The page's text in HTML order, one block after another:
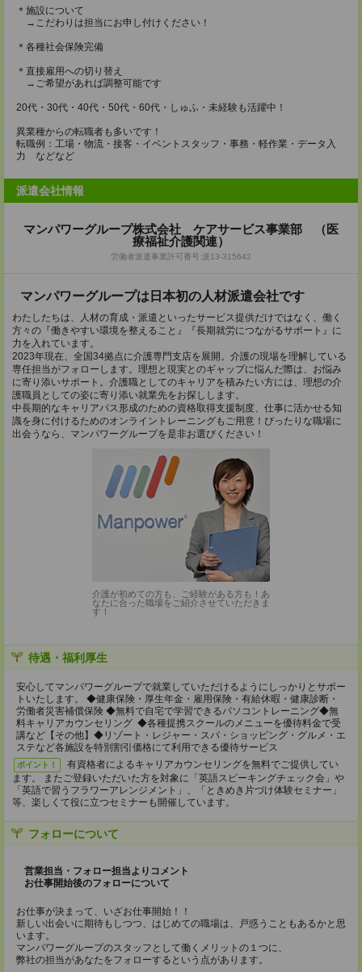
＊施設について
→こだわりは担当にお申し付けください！
＊各種社会保険完備
＊直接雇用への切り替え
→ご希望があれば調整可能です
20代・30代・40代・50代・60代・しゅふ・未経験も活躍中！
異業種からの転職者も多いです！
転職例：工場・物流・接客・イベントスタッフ・事務・軽作業・データ入
力 などなど
派遣会社情報
マンパワーグループ株式会社 ケアサービス事業部 （医
療福祉介護関連）
労働者派遣事業許可番号:派13-315642
マンパワーグループは日本初の人材派遣会社です
わたしたちは、人材の育成・派遣といったサービス提供だけではなく、働く
方々の『働きやすい環境を整えること』『長期就労につながるサポート』に
力を入れています。
2023年現在、全国34拠点に介護専門支店を展開。介護の現場を理解している
専任担当がフォローします。理想と現実とのギャップに悩んだ際は、お悩み
に寄り添いサポート。介護職としてのキャリアを積みたい方には、理想の介
護職員としての姿に寄り添い就業先をお探しします。
中長期的なキャリアパス形成のための資格取得支援制度、仕事に活かせる知
識を身に付けるためのオンライントレーニングもご用意！ぴったりな職場に
出会うなら、マンパワーグループを是非お選びください！
介護が初めての方も、ご経験がある方も！あ
なたに合った職場をご紹介させていただきま
す！
待遇・福利厚生
安心してマンパワーグループで就業していただけるようにしっかりとサポー
トいたします。 ◆健康保険・厚生年金・雇用保険・有給休暇・健康診断・
労働者災害補償保険 ◆無料で自宅で学習できるパソコントレーニング◆無
料キャリアカウンセリング ◆各種提携スクールのメニューを優待料金で受
講など【その他】◆リゾート・レジャー・スパ・ショッピング・グルメ・エ
ステなど各施設を特別割引価格にて利用できる優待サービス
ポイント！
有資格者によるキャリアカウンセリングを無料でご提供してい
ます。 またご登録いただいた方を対象に「英語スピーキングチェック会」や
「英語で習うフラワーアレンジメント」、「ときめき片づけ体験セミナー」
等、楽しくて役に立つセミナーも開催しています。
フォローについて
営業担当・フォロー担当よりコメント
お仕事開始後のフォローについて
お仕事が決まって、いざお仕事開始！！
新しい出会いに期待もしつつ、はじめての職場は、戸惑うこともあるかと思
います。
マンパワーグループのスタッフとして働くメリットの１つに、
弊社の担当があなたをフォローするという点があります。